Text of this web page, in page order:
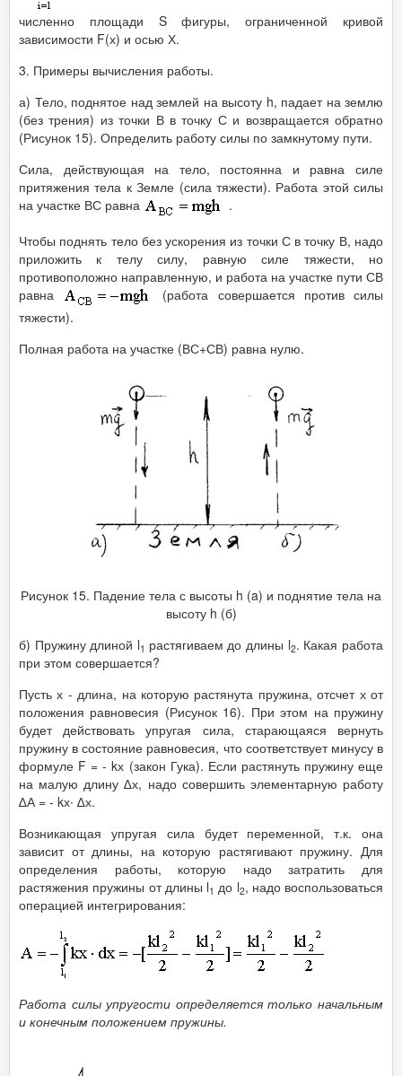
численно площади S фигуры, ограниченной кривой
зависимости F(х) и осью Х.
3. Примеры вычисления работы.
а) Тело, поднятое над землей на высоту h, падает на землю
(без трения) из точки В в точку С и возвращается обратно
(Рисунок 15). Определить работу силы по замкнутому пути.
Сила, действующая на тело, постоянна и равна силе
притяжения тела к Земле (сила тяжести). Работа этой силы
на участке ВС равна
.
Чтобы поднять тело без ускорения из точки С в точку В, надо
приложить к телу силу, равную силе тяжести, но
противоположно направленную, и работа на участке пути СВ
равна
(работа совершается против силы
тяжести).
Полная работа на участке (ВС+СВ) равна нулю.
Рисунок 15. Падение тела с высоты h (a) и поднятие тела на
высоту h (б)
б) Пружину длиной l1 растягиваем до длины l2. Какая работа
при этом совершается?
Пусть х - длина, на которую растянута пружина, отсчет х от
положения равновесия (Рисунок 16). При этом на пружину
будет действовать упругая сила, старающаяся вернуть
пружину в состояние равновесия, что соответствует минусу в
формуле F = - kх (закон Гука). Если растянуть пружину еще
на малую длину ∆х, надо совершить элементарную работу
∆А = - kх∙ ∆х.
Возникающая упругая сила будет переменной, т.к. она
зависит от длины, на которую растягивают пружину. Для
определения работы, которую надо затратить для
растяжения пружины от длины l1 до l2, надо воспользоваться
операцией интегрирования:
Работа силы упругости определяется только начальным
и конечным положением пружины.